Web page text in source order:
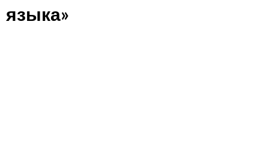
языка»